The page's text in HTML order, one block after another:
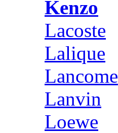
Kenzo
Lacoste
Lalique
Lancome
Lanvin
Loewe